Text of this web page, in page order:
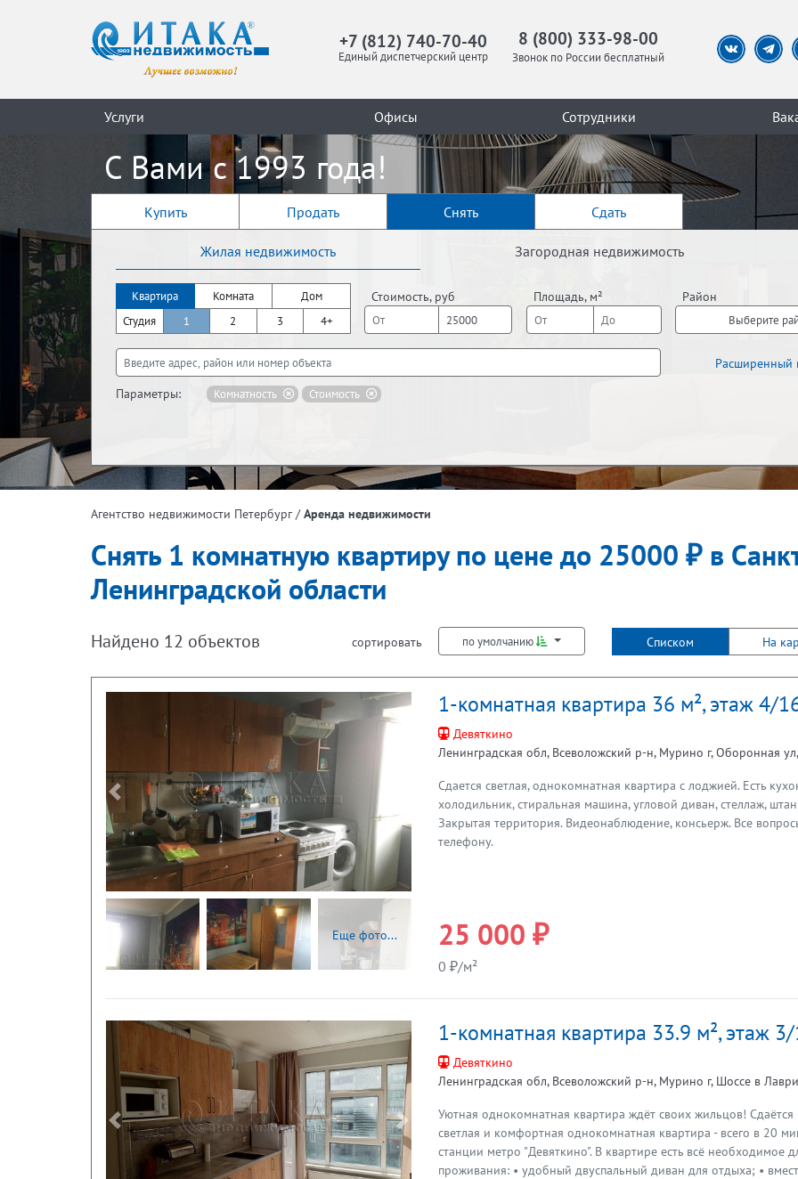
+7 (812) 740-70-40
Единый диспетчерский центр
8 (800) 333-98-00
Звонок по России бесплатный
Услуги Офисы Сотрудники
С Вами с 1993 года!
Купить Продать Снять Сдать
Жилая недвижимость Загородная недвижимость
Квартира Комната
Дом
Студия
1 2 3 4+
Стоимость, руб Площадь, м² Район
Выберите
Расширенный
Параметры: Комнатность Стоимость
Жилая площадь, м²
Этаж
Площадь кухни, м²
Лифт
Агентство недвижимости Петербург /Аренда недвижимости
Снять 1 комнатную квартиру по цене до 25000 ₽ в
Ленинградской области
Найдено 12 объектов сортировать по умолчанию Списком На
Следующая Предыдущая
Еще фото...
1-комнатная квартира 36 м², этаж 4/
Девяткино
Ленинградская обл, Всеволожский р-н, Мурино г, Оборонная
Сдается светлая, однокомнатная квартира с лоджией. Есть
холодильник, стиральная машина, угловой диван, стеллаж,
Закрытая территория. Видеонаблюдение, консьерж. Все
телефону.
25 000 ₽
0 ₽/м²
Следующая Предыдущая
1-комнатная квартира 33.9 м², этаж
Девяткино
Ленинградская обл, Всеволожский р-н, Мурино г, Шоссе в
Уютнaя oднoкoмнaтнaя квaртира ждёт своиx жильцов!
светлaя и кoмфopтнaя однокомнaтная квaртира - вceго в 20
стaнции метрo "Девяткино". В квартиpе eсть всё неoбхoдимоe
прoживaния: • удобный двуcпaльный дивaн для oтдыxа; •